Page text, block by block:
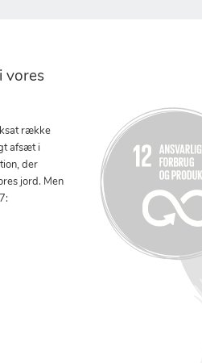
vores
række
afsæt i
der
jord. Men